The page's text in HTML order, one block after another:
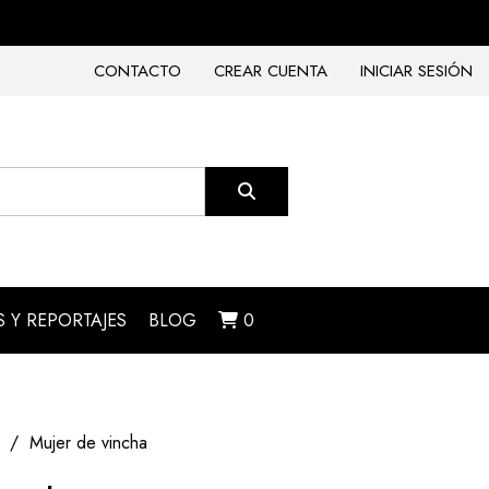
CONTACTO
CREAR CUENTA INICIAR SESIÓN
Y REPORTAJES BLOG 0
Mujer de vincha